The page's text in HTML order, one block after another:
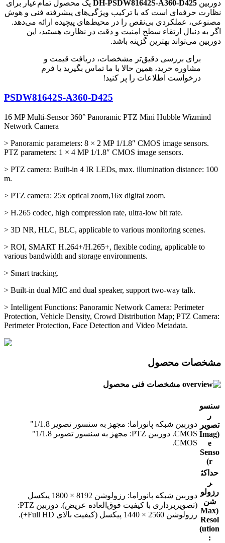
دوربین DH-PSDW81642S-A360-D425 یک محصول تمام‌عیار برای
نظارت حرفه‌ای است که با ترکیب ویژگی‌های پیشرفته فنی و هوش
مصنوعی، عملکردی بی‌نقص را در محیط‌های پیچیده ارائه می‌دهد.
اگر به دنبال ارتقاء سطح امنیت و دقت در نظارت هستید، این
دوربین می‌تواند بهترین گزینه باشد.
برای بررسی دقیق‌تر مشخصات، دریافت قیمت و
مشاوره خرید، همین حالا با ما تماس بگیرید یا فرم
درخواست اطلاعات را پر کنید!
PSDW81642S-A360-D425
16 MP Multi-Sensor 360° Panoramic PTZ Mini Hubble Wizmind
Network Camera
> Panoramic parameters: 8 × 2 MP 1/1.8″ CMOS image sensors.
PTZ parameters: 1 × 4 MP 1/1.8″ CMOS image sensors.
> PTZ camera: Built-in 4 IR LEDs, max. illumination distance: 100
m.
> PTZ camera: 25x optical zoom,16x digital zoom.
> H.265 codec, high compression rate, ultra-low bit rate.
> 3D NR, HLC, BLC, applicable to various monitoring scenes.
> ROI, SMART H.264+/H.265+, flexible coding, applicable to
various bandwidth and storage environments.
> Smart tracking.
> Built-in dual MIC and dual speaker, support two-way talk.
> Intelligent Functions: Panoramic Network Camera: Perimeter
Protection, Vehicle Density, Crowd Distribution Map; PTZ Camera:
Perimeter Protection, Face Detection and Video Metadata.
مشخصات محصول
مشخصات فنی محصول
سنسو
ر
تصویر
(Imag
e
Senso
r)
دوربین شبکه پانوراما: مجهز به سنسور تصویر 1/1.8"
CMOS. دوربین PTZ: مجهز به سنسور تصویر 1/1.8"
CMOS.
حداکث
ر
رزولو
شن
(Max
Resol
ution)
:
دوربین شبکه پانوراما: رزولوشن 8192 × 1800 پیکسل
(تصویربرداری با کیفیت فوق‌العاده‌ عریض). دوربین PTZ:
رزولوشن 2560 × 1440 پیکسل (کیفیت بالای Full HD+).